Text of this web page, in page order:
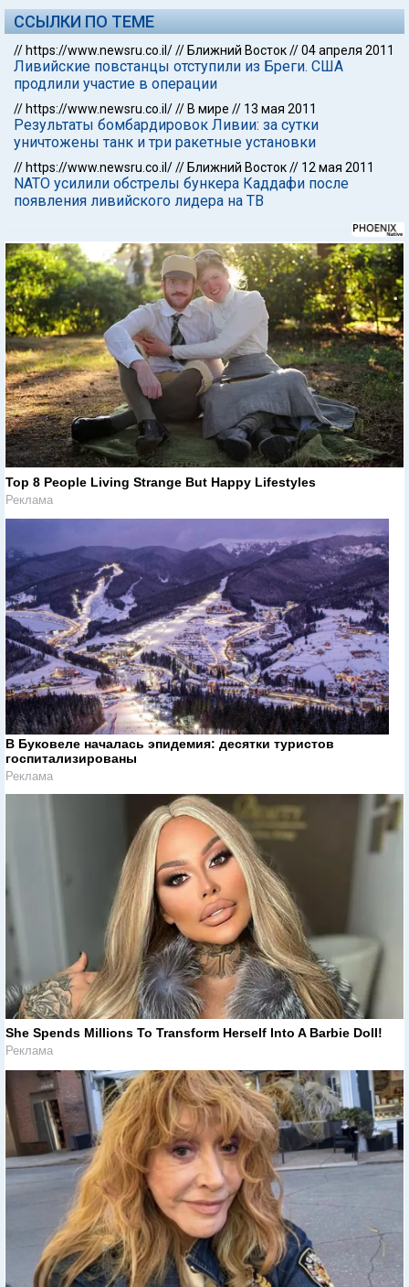
ССЫЛКИ ПО ТЕМЕ
// https://www.newsru.co.il/// Ближний Восток//04 апреля 2011
Ливийские повстанцы отступили из Бреги. США
продлили участие в операции
// https://www.newsru.co.il/// В мире // 13 мая 2011
Результаты бомбардировок Ливии: за сутки
уничтожены танк и три ракетные установки
// https://www.newsru.co.il/// Ближний Восток// 12 мая 2011
NATO усилили обстрелы бункера Каддафи после
появления ливийского лидера на ТВ
Top 8 People Living Strange But Happy Lifestyles
Реклама
В Буковеле началась эпидемия: десятки туристов
госпитализированы
Реклама
She Spends Millions To Transform Herself Into A Barbie Doll!
Реклама